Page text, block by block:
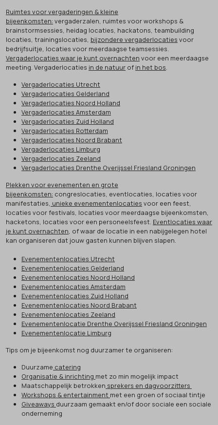
Ruimtes voor vergaderingen & kleine
bijeenkomsten: vergaderzalen, ruimtes voor workshops &
brainstormsessies, heidag locaties, hackatons, teambuilding
locaties, trainingslocaties, bijzondere vergaderlocaties voor
bedrijfsuitje, locaties voor meerdaagse teamsessies.
Vergaderlocaties waar je kunt overnachten voor een meerdaagse
meeting. Vergaderlocaties in de natuur of in het bos.
Vergaderlocaties Utrecht
Vergaderlocaties Gelderland
Vergaderlocaties Noord Holland
Vergaderlocaties Amsterdam
Vergaderlocaties Zuid Holland
Vergaderlocaties Rotterdam
Vergaderlocaties Noord Brabant
Vergaderlocaties Limburg
Vergaderlocaties Zeeland
Vergaderlocaties Drenthe Overijssel Friesland Groningen
Plekken voor evenementen en grote
bijeenkomsten: congreslocaties, eventlocaties, locaties voor
manifestaties, unieke evenementenlocaties voor een feest,
locaties voor festivals, locaties voor meerdaagse bijeenkomsten,
hacketons, locaties voor een personeelsfeest. Eventlocaties waar
je kunt overnachten, of waar de locatie in een nabijgelegen hotel
kan organiseren dat jouw gasten kunnen blijven slapen.
Evenementenlocaties Utrecht
Evenementenlocaties Gelderland
Evenementenlocaties Noord Holland
Evenementenlocaties Amsterdam
Evenementenlocaties Zuid Holland
Evenementenlocaties Noord Brabant
Evenementenlocaties Zeeland
Evenementenlocatie Drenthe Overijssel Friesland Groningen
Evenementenlocatie Limburg
Tips om je bijeenkomst nog duurzamer te organiseren:
Duurzame catering
Organisatie & inrichting met zo min mogelijk impact
Maatschappelijk betrokken sprekers en dagvoorzitters
Workshops & entertainment met een groen of sociaal tintje
Giveaways duurzaam gemaakt en/of door sociale een sociale
onderneming